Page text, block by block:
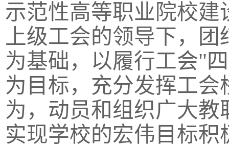
示范性高等职业院校
上级工会的领导下，
为基础，以履行工会"
为目标，充分发挥工
为，动员和组织广大
实现学校的宏伟目标积